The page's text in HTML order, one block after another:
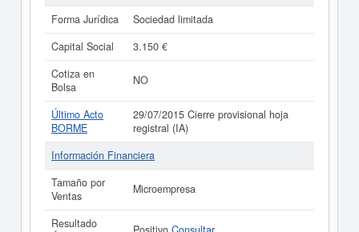
Forma Jurídica
Sociedad limitada
Capital Social
3.150 €
Cotiza en
Bolsa
NO
Último Acto
BORME
29/07/2015 Cierre provisional hoja
registral (IA)
Información Financiera
Tamaño por
Ventas
Microempresa
Resultado